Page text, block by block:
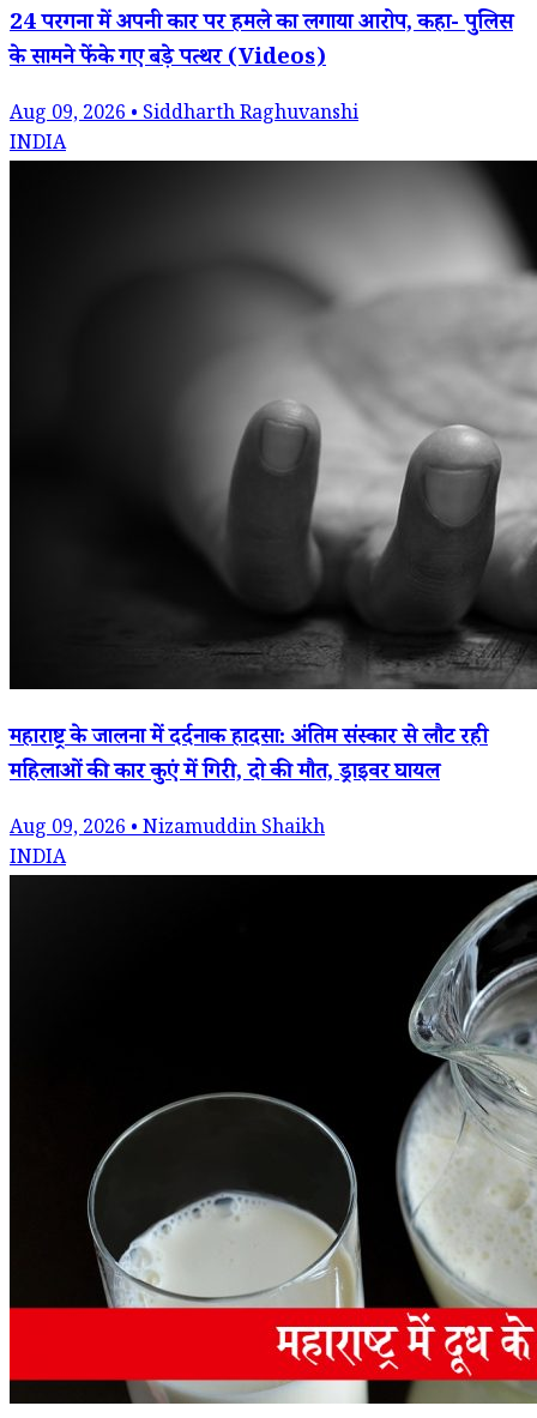
24 परगना में अपनी कार पर हमले का लगाया आरोप, कहा- पुलिस
के सामने फेंके गए बड़े पत्थर (Videos)
Aug 09, 2026 • Siddharth Raghuvanshi
INDIA
महाराष्ट्र के जालना में दर्दनाक हादसा: अंतिम संस्कार से लौट रही
महिलाओं की कार कुएं में गिरी, दो की मौत, ड्राइवर घायल
Aug 09, 2026 • Nizamuddin Shaikh
INDIA